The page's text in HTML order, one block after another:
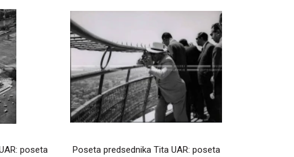
poseta
Poseta predsednika Tita UAR: poseta